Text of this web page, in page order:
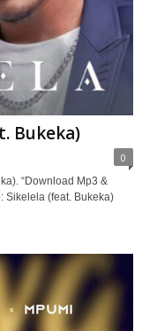
Bukeka)
0
“Download Mp3 &
Sikelela (feat. Bukeka)